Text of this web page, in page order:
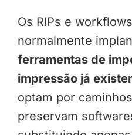
Os RIPs e
normalmente
ferramentas de
impressão já
optam por
preservam